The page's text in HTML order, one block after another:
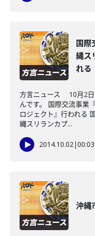
国際
縄ス
れる
方言ニュース 10月2
んです。 国際交流事業
ロジェクト』行われる
縄スリランカプ...
2014.10.02|
沖縄